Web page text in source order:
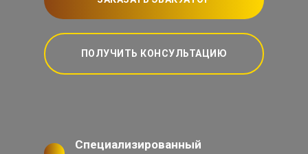
ПОЛУЧИТЬ КОНСУЛЬТАЦИЮ
Специализированный